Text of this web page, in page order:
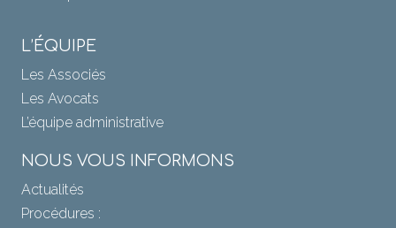
L’ÉQUIPE
Les Associés
Les Avocats
L’équipe administrative
NOUS VOUS INFORMONS
Actualités
Procédures :